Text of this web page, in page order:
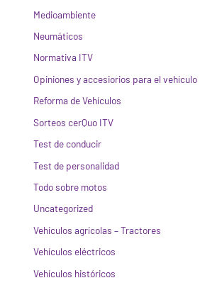
Medioambiente
Neumáticos
Normativa ITV
Opiniones y accesiorios para el vehículo
Reforma de Vehículos
Sorteos cerQuo ITV
Test de conducir
Test de personalidad
Todo sobre motos
Uncategorized
Vehículos agrícolas – Tractores
Vehículos eléctricos
Vehículos históricos